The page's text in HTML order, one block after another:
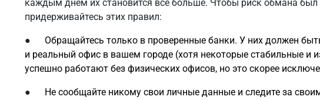
каждым днем их становится все больше. Чтобы риск обмана
придерживайтесь этих правил:
● Обращайтесь только в проверенные банки. У них должен
и реальный офис в вашем городе (хотя некоторые стабильные и
успешно работают без физических офисов, но это скорее
● Не сообщайте никому свои личные данные и следите за